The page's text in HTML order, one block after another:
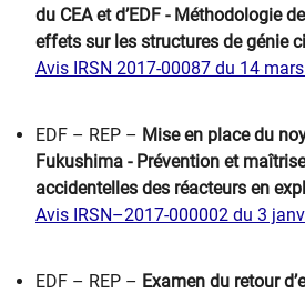
du CEA et d’EDF - Méthodologie
effets sur les structures de génie
Avis IRSN 2017-00087 du 14
EDF – REP – Mise en place du
Fukushima - Prévention et
accidentelles des réacteurs en
Avis IRSN–2017-000002 du 3
EDF – REP – Examen du retour